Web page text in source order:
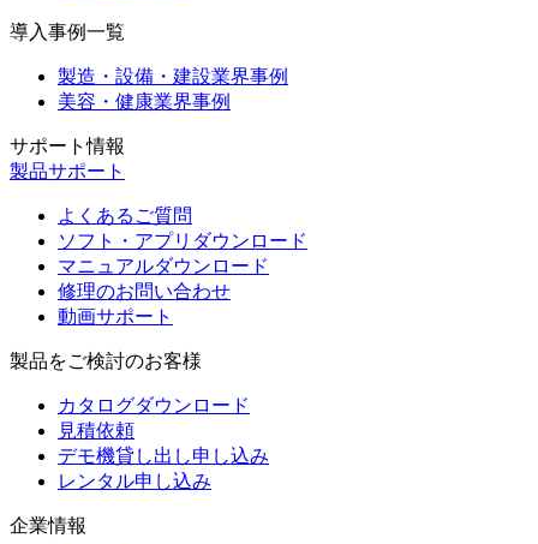
導入事例一覧
製造・設備・建設業界事例
美容・健康業界事例
サポート情報
製品サポート
よくあるご質問
ソフト・アプリダウンロード
マニュアルダウンロード
修理のお問い合わせ
動画サポート
製品をご検討のお客様
カタログダウンロード
見積依頼
デモ機貸し出し申し込み
レンタル申し込み
企業情報